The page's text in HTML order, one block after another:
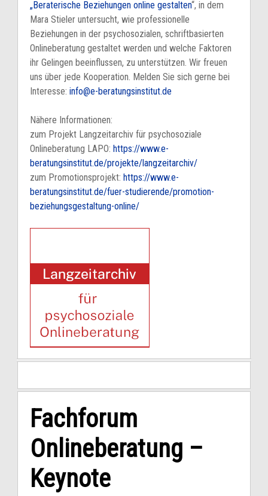
„Beraterische Beziehungen online gestalten“, in dem
Mara Stieler untersucht, wie professionelle
Beziehungen in der psychosozialen, schriftbasierten
Onlineberatung gestaltet werden und welche Faktoren
ihr Gelingen beeinflussen, zu unterstützen. Wir freuen
uns über jede Kooperation. Melden Sie sich gerne bei
Interesse: info@e-beratungsinstitut.de
Nähere Informationen:
zum Projekt Langzeitarchiv für psychosoziale
Onlineberatung LAPO: https://www.e-
beratungsinstitut.de/projekte/langzeitarchiv/
zum Promotionsprojekt: https://www.e-
beratungsinstitut.de/fuer-studierende/promotion-
beziehungsgestaltung-online/
Fachforum
Onlineberatung –
Keynote